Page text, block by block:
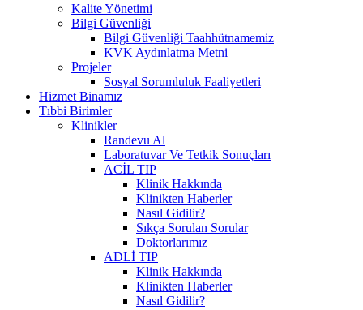
Kalite Yönetimi
Bilgi Güvenliği
Bilgi Güvenliği Taahhütnamemiz
KVK Aydınlatma Metni
Projeler
Sosyal Sorumluluk Faaliyetleri
Hizmet Binamız
Tıbbi Birimler
Klinikler
Randevu Al
Laboratuvar Ve Tetkik Sonuçları
ACİL TIP
Klinik Hakkında
Klinikten Haberler
Nasıl Gidilir?
Sıkça Sorulan Sorular
Doktorlarımız
ADLİ TIP
Klinik Hakkında
Klinikten Haberler
Nasıl Gidilir?